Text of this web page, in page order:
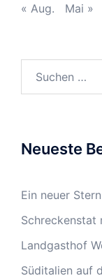
« Aug.
Mai »
nach:
Neueste
Ein neuer
Schreckenstat
Landgasthof
Süditalien auf